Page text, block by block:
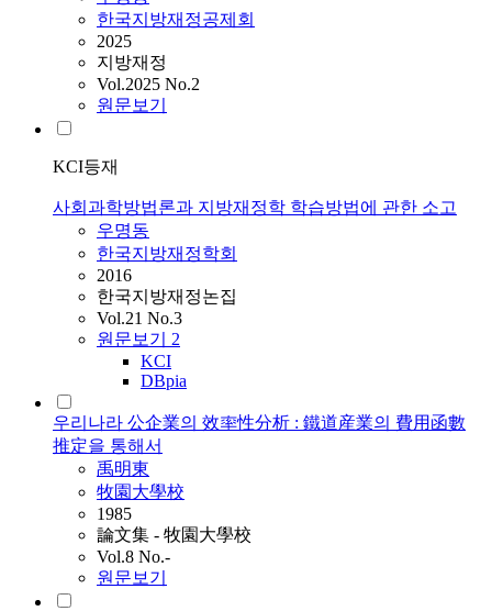
한국지방재정공제회
2025
지방재정
Vol.2025 No.2
원문보기
KCI등재
사회과학방법론과 지방재정학 학습방법에 관한 소고
우명동
한국지방재정학회
2016
한국지방재정논집
Vol.21 No.3
원문보기 2
KCI
DBpia
우리나라 公企業의 效率性分析 : 鐵道産業의 費用函數
推定을 통해서
禹明東
牧園大學校
1985
論文集 - 牧園大學校
Vol.8 No.-
원문보기